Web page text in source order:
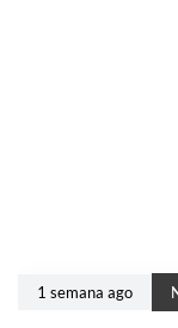
1 semana ago